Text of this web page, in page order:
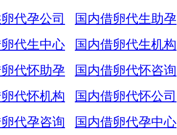
代孕公司
国内借卵代生助孕
代生中心
国内借卵代生机构
代怀助孕
国内借卵代怀咨询
代怀机构
国内借卵代怀公司
代孕咨询
国内借卵代孕中心